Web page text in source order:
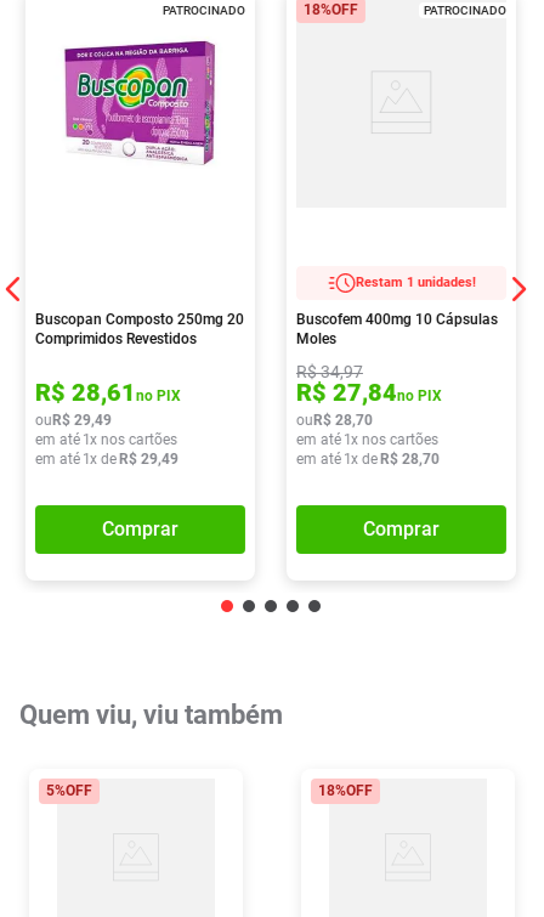
PATROCINADO
Buscopan Composto 250mg 20
Comprimidos Revestidos
R$ 28,61 no PIX
ou R$ 29,49
em até 1x nos cartões
em até 1x de R$ 29,49
Comprar
PATROCINADO
18%OFF
Restam 1 unidades!
Buscofem 400mg 10 Cápsulas
Moles
R$34,97
R$ 27,84no PIX
ou R$ 28,70
em até 1x nos cartões
em até 1x de R$ 28,70
Comprar
Quem viu, viu também
5%OFF 18%OFF